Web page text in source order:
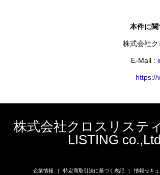
本件に
株式会社
E-Mail :
https://
株式会社クロスリステ
LISTING co.,Ltd
企業情報 特定商取引法に基づく表記 情報セキ